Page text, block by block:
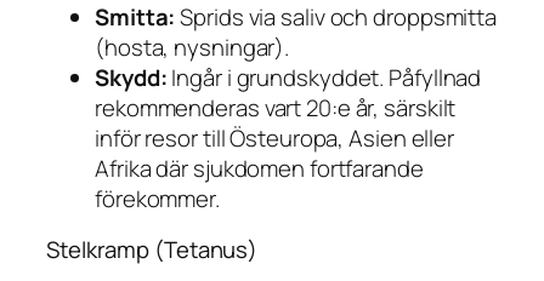
Smitta:Sprids via saliv och droppsmitta
(hosta, nysningar).
Skydd:Ingår i grundskyddet. Påfyllnad
rekommenderas vart 20:e år, särskilt
inför resor till Östeuropa, Asien eller
Afrika där sjukdomen fortfarande
förekommer.
Stelkramp (Tetanus)